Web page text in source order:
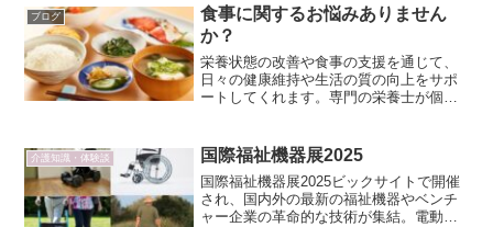
て、足の爪が厚い（肥厚爪...
ブログ
食事に関するお悩みありません
か？
栄養状態の改善や食事の支援を通じて、
日々の健康維持や生活の質の向上をサポ
ートしてくれます。専門の栄養士が個々
も元気で自分らしい暮らしを続けたい方
に知ってほしいサービスです。
介護知識・体験談 国際福祉機器展2025
国際福祉機器展2025ビックサイトで開催
され、国内外の最新の福祉機器やベンチ
ャー企業の革命的な技術が集結。電動ベ